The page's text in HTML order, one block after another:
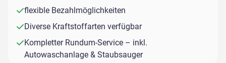
flexible Bezahlmöglichkeiten
Diverse Kraftstoffarten verfügbar
Kompletter Rundum-Service – inkl.
Autowaschanlage & Staubsauger